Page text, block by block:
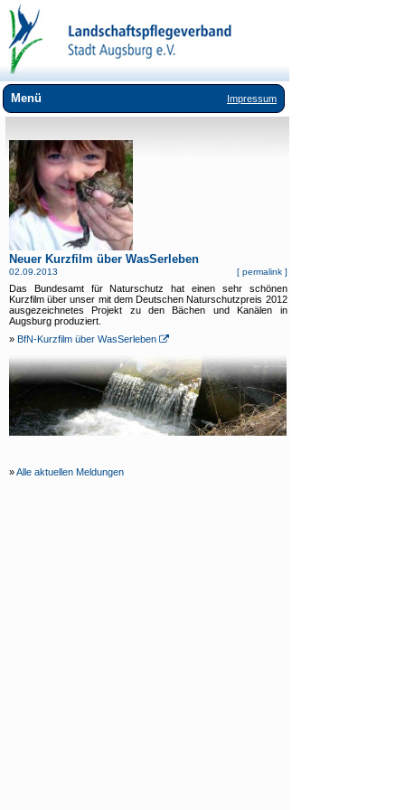
Impressum
Menü
Landschaftspflege
Umweltbildung
Lebensräume
Arten
Downloads
Links
Neuer Kurzfilm über WasSerleben
[ permalink]
02.09.2013
Das Bundesamt für Naturschutz hat einen sehr schönen
Kurzfilm über unser mit dem Deutschen Naturschutzpreis 2012
ausgezeichnetes Projekt zu den Bächen und Kanälen in
Augsburg produziert.
» BfN-Kurzfilm über WasSerleben
»Alle aktuellen Meldungen